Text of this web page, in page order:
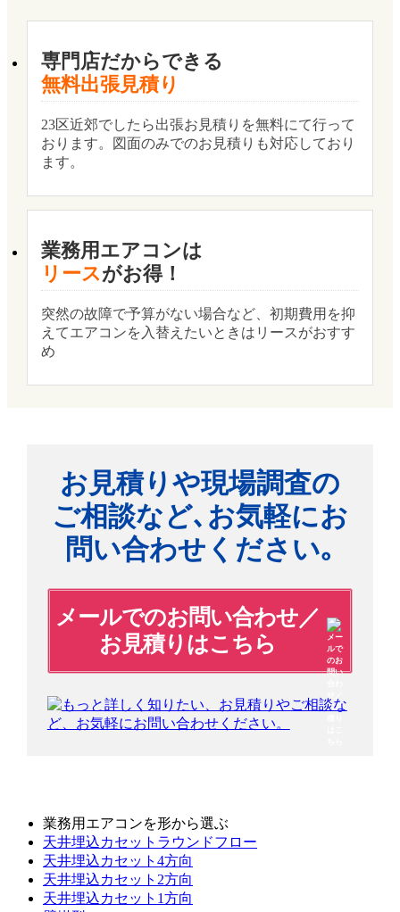
専門店だからできる
無料出張見積り
23区近郊でしたら出張お見積りを無料にて行って
おります。図面のみでのお見積りも対応しており
ます。
業務用エアコンは
リースがお得！
突然の故障で予算がない場合など、初期費用を抑
えてエアコンを入替えたいときはリースがおすす
め
お見積りや現場調査の
ご相談など､ お気軽にお
問い合わせください｡
メールでのお問い合わせ／
お見積りはこちら
業務用エアコンを形から選ぶ
天井埋込カセットラウンドフロー
天井埋込カセット4方向
天井埋込カセット2方向
天井埋込カセット1方向